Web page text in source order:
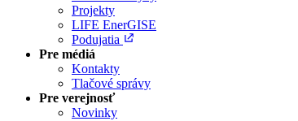
Projekty
LIFE EnerGISE
Podujatia
Pre médiá
Kontakty
Tlačové správy
Pre verejnosť
Novinky